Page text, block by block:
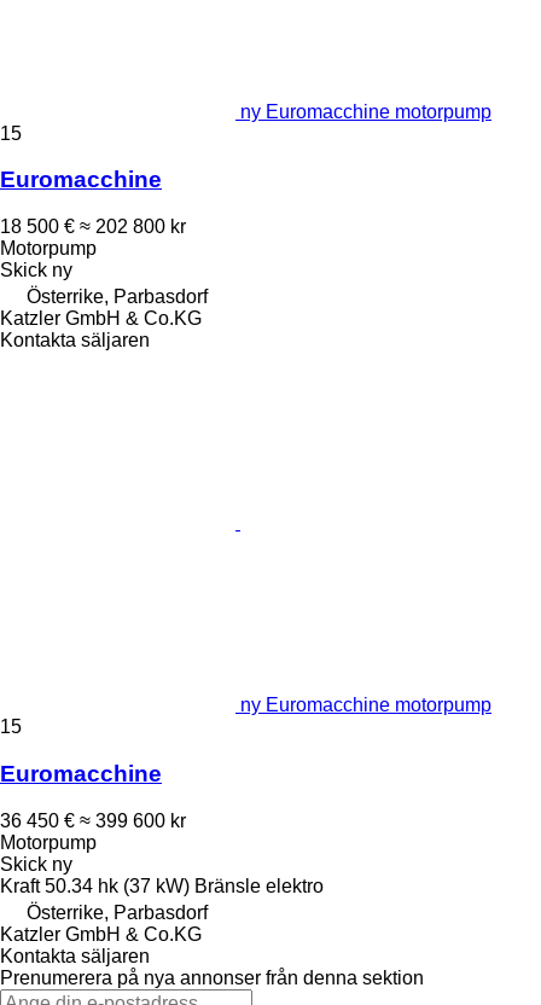
ny Euromacchine motorpump
15
Euromacchine
18 500 € ≈ 202 800 kr
Motorpump
Skick ny
Österrike, Parbasdorf
Katzler GmbH & Co.KG
Kontakta säljaren
ny Euromacchine motorpump
15
Euromacchine
36 450 € ≈ 399 600 kr
Motorpump
Skick ny
Kraft 50.34 hk (37 kW) Bränsle elektro
Österrike, Parbasdorf
Katzler GmbH & Co.KG
Kontakta säljaren
Prenumerera på nya annonser från denna sektion